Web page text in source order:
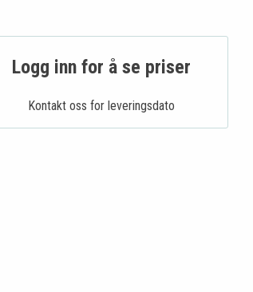
Logg inn for å se priser
Kontakt oss for leveringsdato